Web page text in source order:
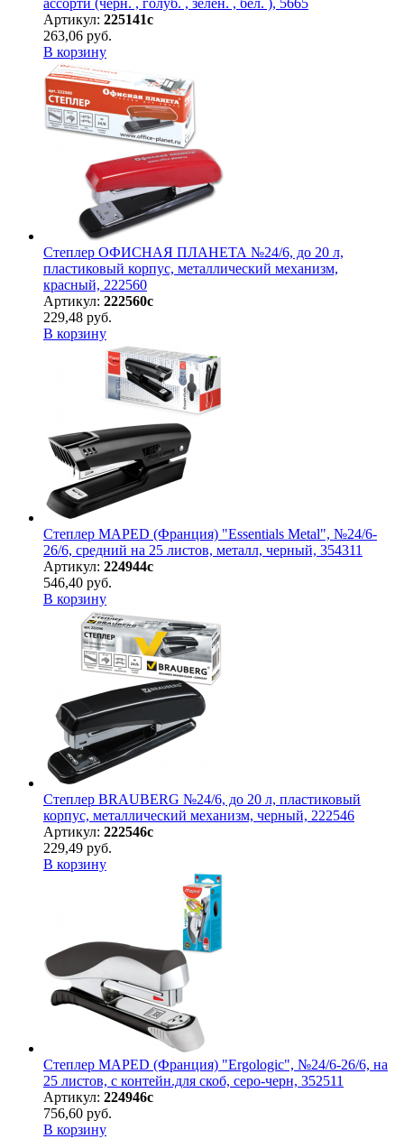
ассорти (черн. , голуб. , зелен. , бел. ), 5665
Артикул: 225141с
263,06 руб.
В корзину
Степлер ОФИСНАЯ ПЛАНЕТА №24/6, до 20 л,
пластиковый корпус, металлический механизм,
красный, 222560
Артикул: 222560с
229,48 руб.
В корзину
Степлер MAPED (Франция) "Essentials Metal", №24/6-
26/6, средний на 25 листов, металл, черный, 354311
Артикул: 224944с
546,40 руб.
В корзину
Степлер BRAUBERG №24/6, до 20 л, пластиковый
корпус, металлический механизм, черный, 222546
Артикул: 222546с
229,49 руб.
В корзину
Степлер MAPED (Франция) "Ergologic", №24/6-26/6, на
25 листов, с контейн.для скоб, серо-черн, 352511
Артикул: 224946с
756,60 руб.
В корзину